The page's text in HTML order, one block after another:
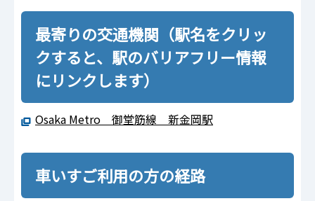
最寄りの交通機関（駅名をクリッ
クすると、駅のバリアフリー情報
にリンクします）
Osaka Metro 御堂筋線 新金岡駅
車いすご利用の方の経路